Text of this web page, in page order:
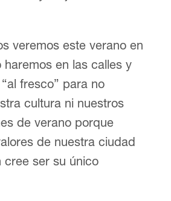
veremos este verano en
haremos en las calles y
fresco” para no
cultura ni nuestros
de verano porque
de nuestra ciudad
cree ser su único